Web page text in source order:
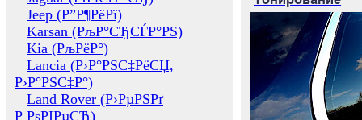
Jeep (Р”Р¶РёРї)
Karsan (РљР°СЂСЃР°РЅ)
Kia (РљРёР°)
Lancia (Р›Р°РЅС‡РёСЏ,
Р›Р°РЅС‡Р°)
Land Rover (Р›РµРЅРґ
Р РѕРІРµСЂ)